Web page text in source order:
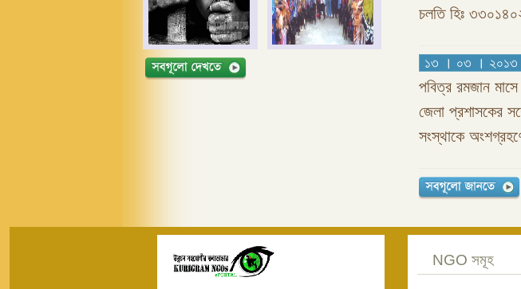
চলতি হিঃ
১৩ । ০৩ । ২০১৩
পবিত্র রমজান
জেলা প্রশাসকের
সংস্থাকে
NGO সমূহ